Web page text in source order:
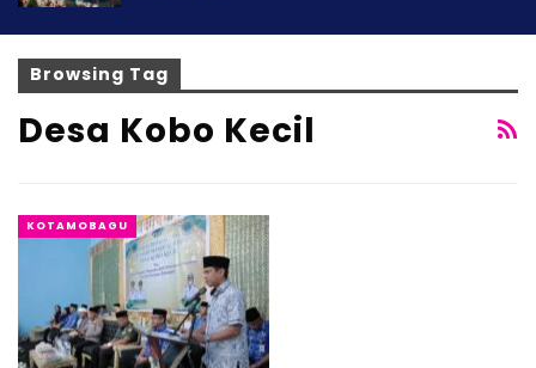
Browsing Tag
Desa Kobo Kecil
KOTAMOBAGU